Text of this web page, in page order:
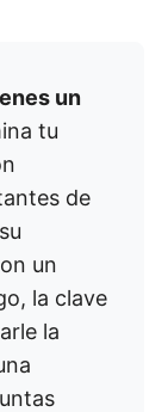
un
tu
de
un
la clave
la